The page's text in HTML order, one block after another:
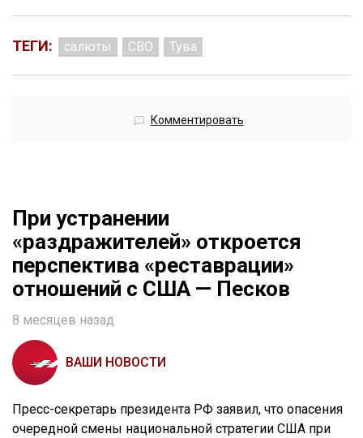
ТЕГИ: салюты СВО Тува
Комментировать
При устранении
«раздражителей» откроется
перспектива «реставрации»
отношений с США — Песков
8 месяцев назад
ВАШИ НОВОСТИ
Пресс-секретарь президента РФ заявил, что опасения
очередной смены национальной стратегии США при